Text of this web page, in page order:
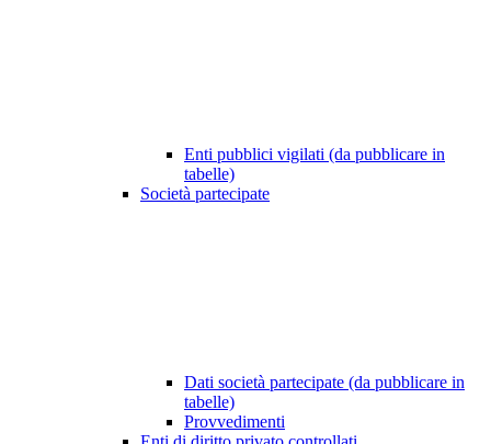
Enti pubblici vigilati (da pubblicare in
tabelle)
Società partecipate
Dati società partecipate (da pubblicare in
tabelle)
Provvedimenti